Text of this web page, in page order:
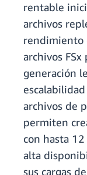
rentable
archivos
rendimiento
archivos FSx
generación
archivos de
permiten
con hasta
alta
sus cargas